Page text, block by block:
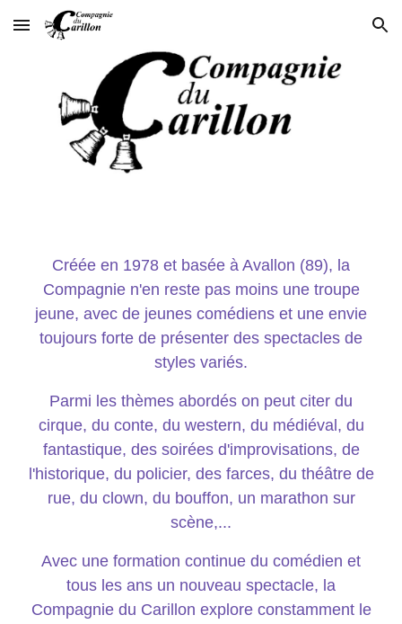
Skip to main content Skip to navigation
Créée en 1978 et basée à Avallon (89), la
Compagnie n'en reste pas moins une troupe
jeune, avec de jeunes comédiens et une envie
toujours forte de présenter des spectacles de
styles variés.
Parmi les thèmes abordés on peut citer du
cirque, du conte, du western, du médiéval, du
fantastique, des soirées d'improvisations, de
l'historique, du policier, des farces, du théâtre de
rue, du clown, du bouffon, un marathon sur
scène,...
Avec une formation continue du comédien et
tous les ans un nouveau spectacle, la
Compagnie du Carillon explore constamment le